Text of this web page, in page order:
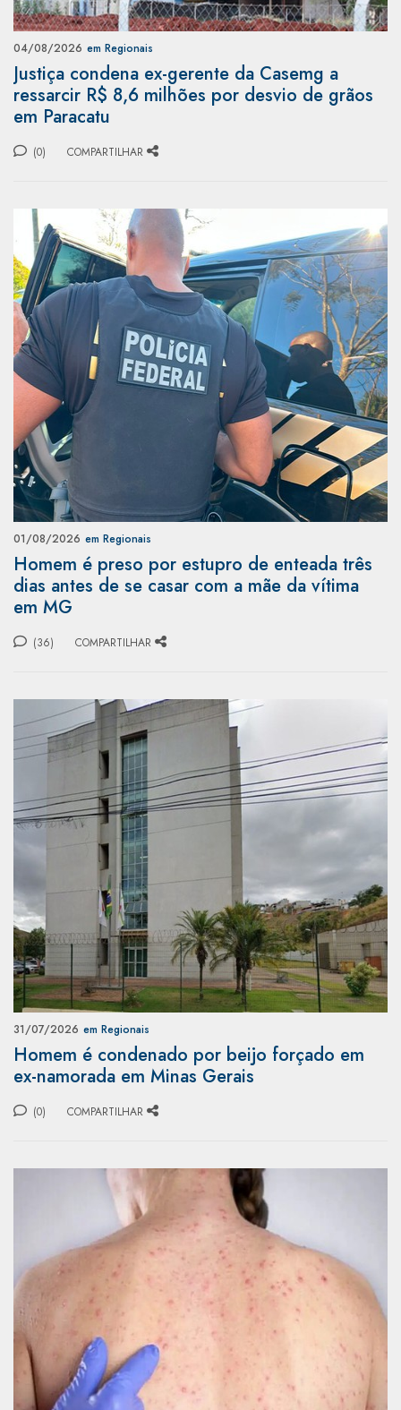
04/08/2026 em Regionais
Justiça condena ex-gerente da Casemg a
ressarcir R$ 8,6 milhões por desvio de grãos
em Paracatu
(0) COMPARTILHAR
01/08/2026 em Regionais
Homem é preso por estupro de enteada três
dias antes de se casar com a mãe da vítima
em MG
(36) COMPARTILHAR
31/07/2026 em Regionais
Homem é condenado por beijo forçado em
ex-namorada em Minas Gerais
(0) COMPARTILHAR